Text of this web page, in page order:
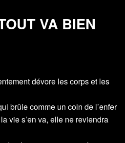
VA BIEN
dévore les corps et les
brûle comme un coin de l’enfer
vie s’en va, elle ne reviendra